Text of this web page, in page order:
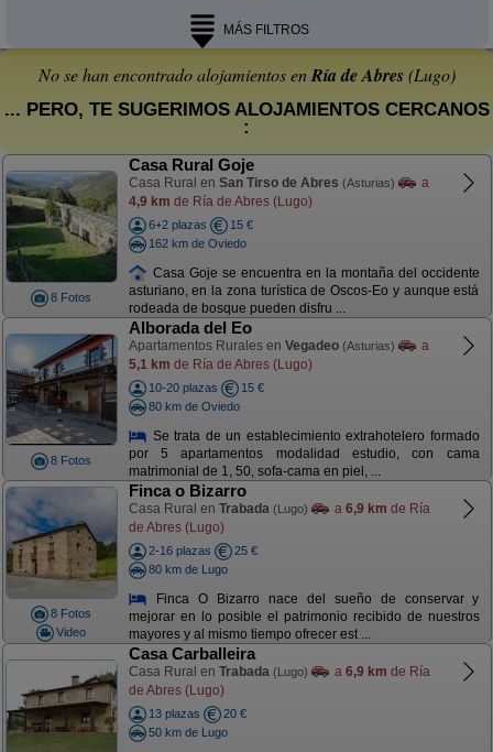
MÁS FILTROS
No se han encontrado alojamientos enRía de Abres(Lugo)
... PERO, TE SUGERIMOS ALOJAMIENTOS CERCANOS
:
8 Fotos
Casa Rural Goje
Casa Rural en San Tirso de Abres (Asturias)
a
4,9 km de Ría de Abres (Lugo)
6+2 plazas
15 €
162 km de Oviedo
Casa Goje se encuentra en la montaña del occidente
asturiano, en la zona turística de Oscos-Eo y aunque está
rodeada de bosque pueden disfru ...
8 Fotos
Alborada del Eo
Apartamentos Rurales en Vegadeo (Asturias)
a
5,1 km de Ría de Abres (Lugo)
10-20 plazas
15 €
80 km de Oviedo
Se trata de un establecimiento extrahotelero formado
por 5 apartamentos modalidad estudio, con cama
matrimonial de 1, 50, sofa-cama en piel, ...
8 Fotos
Video
Finca o Bizarro
Casa Rural en Trabada (Lugo) a 6,9 km de Ría
de Abres (Lugo)
2-16 plazas
25 €
80 km de Lugo
Finca O Bizarro nace del sueño de conservar y
mejorar en lo posible el patrimonio recibido de nuestros
mayores y al mismo tiempo ofrecer est ...
Casa Carballeira
Casa Rural en Trabada (Lugo) a 6,9 km de Ría
de Abres (Lugo)
13 plazas
20 €
50 km de Lugo